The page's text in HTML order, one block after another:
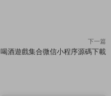
下一篇
喝酒遊戲集合微信小程序源碼下載